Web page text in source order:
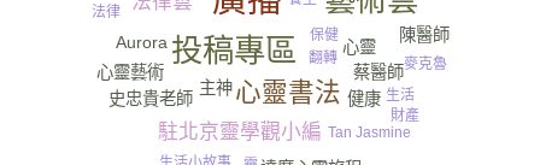
投稿專區
心靈書法
駐北京靈學觀小編
心靈
蔡醫師
主神
史忠貴老師
Aurora
健康
陳醫師
心靈藝術
Tan Jasmine
保健
翻轉
生活
法律
麥克魯
財產